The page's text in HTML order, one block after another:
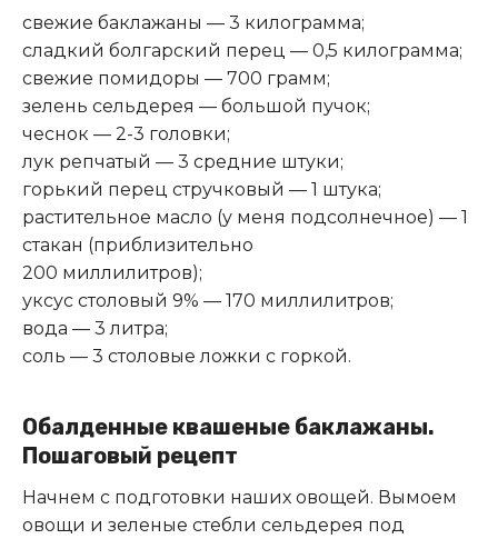
свежие баклажаны — 3 килограмма;
сладкий болгарский перец — 0,5 килограмма;
свежие помидоры — 700 грамм;
зелень сельдерея — большой пучок;
чеснок — 2-3 головки;
лук репчатый — 3 средние штуки;
горький перец стручковый — 1 штука;
растительное масло (у меня подсолнечное) — 1
стакан (приблизительно
200 миллилитров);
уксус столовый 9% — 170 миллилитров;
вода — 3 литра;
соль — 3 столовые ложки с горкой.
Обалденные квашеные баклажаны.
Пошаговый рецепт
Начнем с подготовки наших овощей. Вымоем
овощи и зеленые стебли сельдерея под